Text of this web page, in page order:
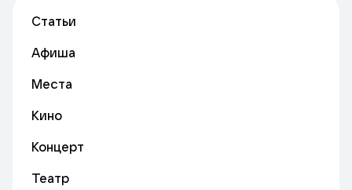
Статьи
Афиша
Места
Кино
Концерт
Театр